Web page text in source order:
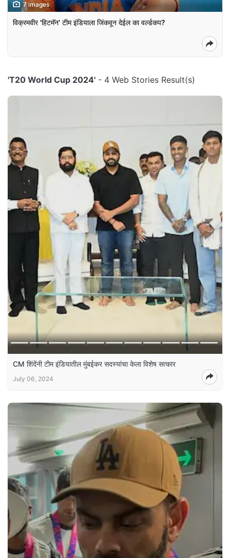
7 images
विक्रमवीर 'हिटमॅन' टीम इंडियाला जिंकवून देईल का वर्ल्डकप?
'T20 World Cup 2024' - 4 Web Stories Result(s)
CM शिंदेंनी टीम इंडियातील मुंबईकर सदस्यांचा केला विशेष सत्कार
July 06, 2024